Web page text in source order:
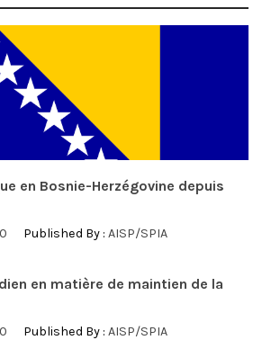
en Bosnie-Herzégovine depuis
Published By : AISP/SPIA
en matière de maintien de la
Published By : AISP/SPIA